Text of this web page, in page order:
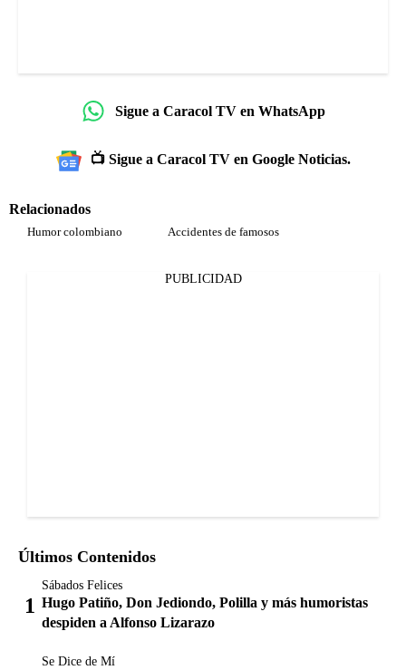
Sigue a Caracol TV en WhatsApp
📺 Sigue a Caracol TV en Google Noticias.
Relacionados
Humor colombiano Accidentes de famosos
PUBLICIDAD
Últimos Contenidos
Sábados Felices
Hugo Patiño, Don Jediondo, Polilla y más humoristas
despiden a Alfonso Lizarazo
Se Dice de Mí